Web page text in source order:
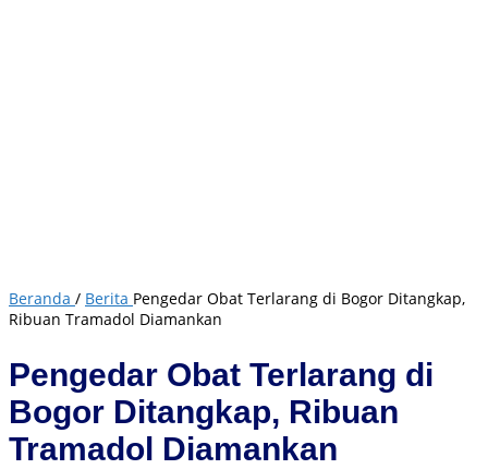
Beranda / Berita Pengedar Obat Terlarang di Bogor Ditangkap,
Ribuan Tramadol Diamankan
Pengedar Obat Terlarang di
Bogor Ditangkap, Ribuan
Tramadol Diamankan